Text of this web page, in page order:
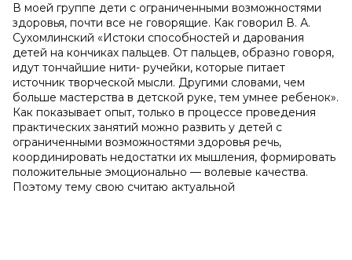
В моей группе дети с ограниченными возможностями
здоровья, почти все не говорящие. Как говорил В. А.
Сухомлинский «Истоки способностей и дарования
детей на кончиках пальцев. От пальцев, образно говоря,
идут тончайшие нити- ручейки, которые питает
источник творческой мысли. Другими словами, чем
больше мастерства в детской руке, тем умнее ребенок».
Как показывает опыт, только в процессе проведения
практических занятий можно развить у детей с
ограниченными возможностями здоровья речь,
координировать недостатки их мышления, формировать
положительные эмоционально — волевые качества.
Поэтому тему свою считаю актуальной